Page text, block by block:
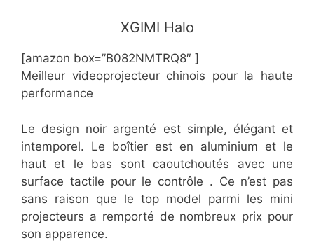
​​​​XGIMI Halo
[amazon box=”B082NMTRQ8″ ]
Meilleur videoprojecteur chinois pour la haute
performance
Le design noir argenté est simple, élégant et
intemporel. Le boîtier est en aluminium et le
haut et le bas sont caoutchoutés avec une
surface tactile pour le contrôle . Ce n’est pas
sans raison que le top model parmi les mini
projecteurs a remporté de nombreux prix pour
son apparence.